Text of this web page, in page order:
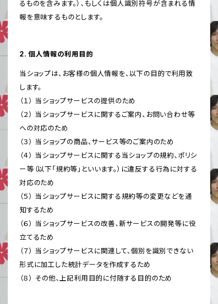
るものを含みます。）、もしくは個人識別符号が含まれる情
報を意味するものとします。
2. 個人情報の利用目的
当ショップは、お客様の個人情報を、以下の目的で利用致
します。
（１） 当ショップサービスの提供のため
（２） 当ショップサービスに関するご案内、お問い合わせ等
への対応のため
（３） 当ショップの商品、サービス等のご案内のため
（４） 当ショップサービスに関する当ショップの規約、ポリシ
ー等（以下「規約等」といいます。）に違反する行為に対する
対応のため
（５） 当ショップサービスに関する規約等の変更などを通
知するため
（６） 当ショップサービスの改善、新サービスの開発等に役
立てるため
（７） 当ショップサービスに関連して、個別を識別できない
形式に加工した統計データを作成するため
（８） その他、上記利用目的に付随する目的のため